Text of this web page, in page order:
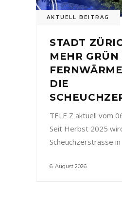
AKTUELL BEITRAG
STADT
MEHR
DIE
TELE Z aktuell vom
Seit Herbst 2025
Scheuchzerstrasse in
6. August 2026